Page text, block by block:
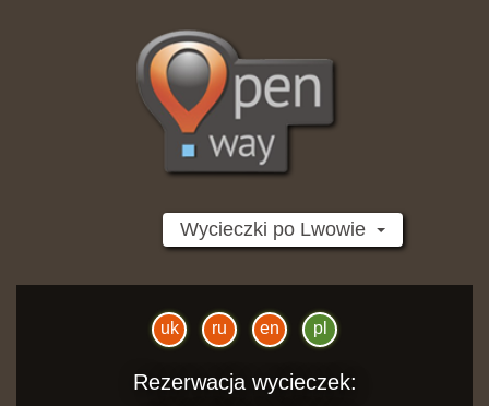
Wycieczki po Lwowie
uk ru en pl
Rezerwacja wycieczek: